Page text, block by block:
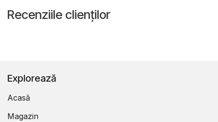
Recenziile clienților
Explorează
Acasă
Magazin